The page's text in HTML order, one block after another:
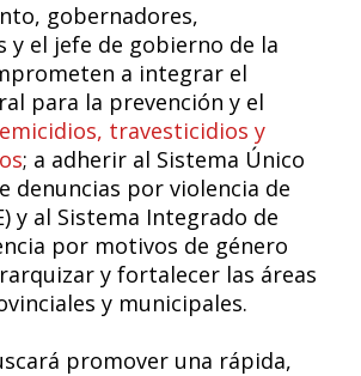
gobernadores,
y el jefe de gobierno de la
a integrar el
para la prevención y el
travesticidios y
; a adherir al Sistema Único
denuncias por violencia de
y al Sistema Integrado de
por motivos de género
y fortalecer las áreas
y municipales.
promover una rápida,